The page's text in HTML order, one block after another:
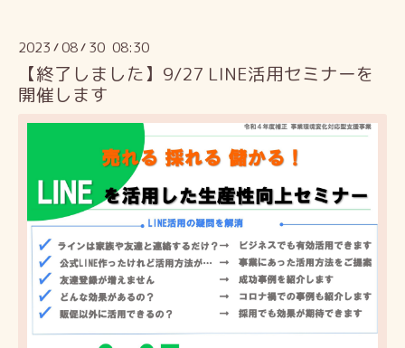
2023 /08/ 30 08:30
【終了しました】9/27 LINE活用セミナーを
開催します